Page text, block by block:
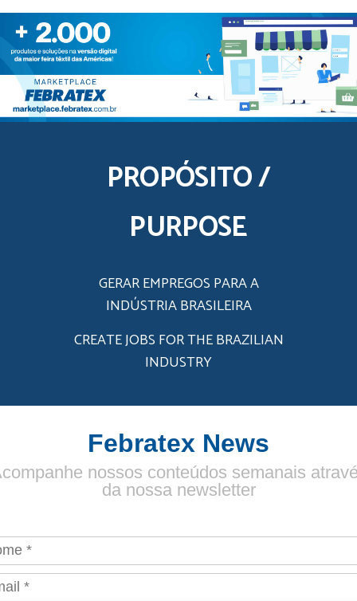
PROPÓSITO /
PURPOSE
GERAR EMPREGOS PARA A
INDÚSTRIA BRASILEIRA
CREATE JOBS FOR THE BRAZILIAN
INDUSTRY
Febratex News
nossos conteúdos semanais
da nossa newsletter